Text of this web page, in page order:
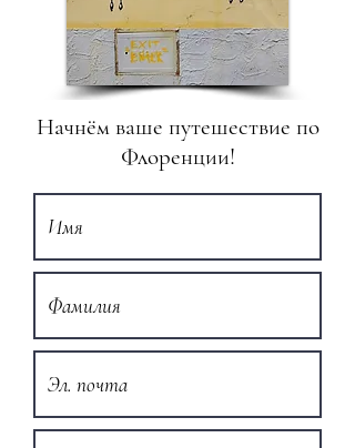
Начнём ваше путешествие по
Флоренции!